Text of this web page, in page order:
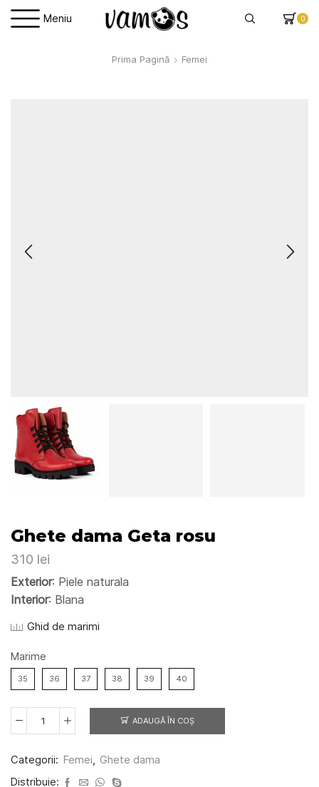
Meniu 0
Prima Pagină Femei
Ghete dama Geta rosu
310 lei
Exterior: Piele naturala
Interior: Blana
Ghid de marimi
Marime
35 36 37 38 39 40
Cantitate
Geta
rosu
ADAUGĂ ÎN COȘ
Categorii: Femei, Ghete dama
Distribuie: